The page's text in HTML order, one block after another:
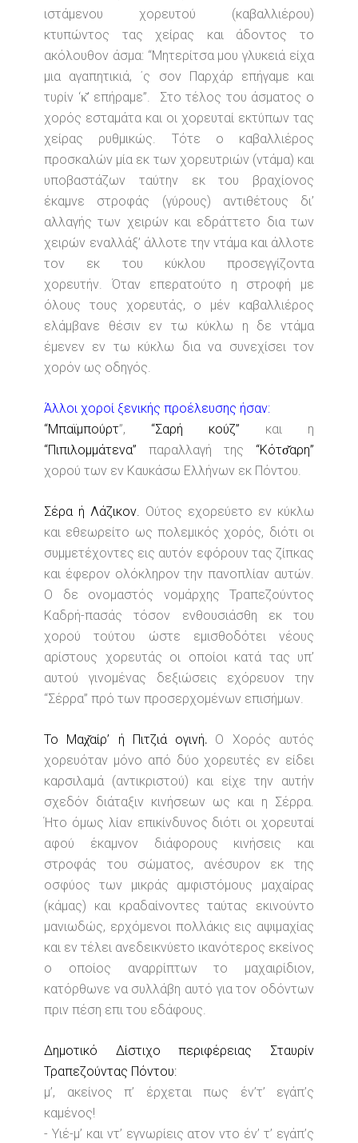
ιστάμενου χορευτού (καβαλλιέρου)
κτυπώντος τας χείρας και άδοντος το
ακόλουθον άσμα: “Μητερίτσα μου γλυκειά είχα
μια αγαπητικιά, ΄ς σον Παρχάρ επήγαμε και
τυρίν ‘κ̌’ επήραμε”. Στο τέλος του άσματος ο
χορός εσταμάτα και οι χορευταί εκτύπων τας
χείρας ρυθμικώς. Τότε ο καβαλλιέρος
προσκαλών μία εκ των χορευτριών (ντάμα) και
υποβαστάζων ταύτην εκ του βραχίονος
έκαμνε στροφάς (γύρους) αντιθέτους δι’
αλλαγής των χειρών και εδράττετο δια των
χειρών εναλλάξ’ άλλοτε την ντάμα και άλλοτε
τον εκ του κύκλου προσεγγίζοντα
χορευτήν. Όταν επερατούτο η στροφή με
όλους τους χορευτάς, ο μέν καβαλλιέρος
ελάμβανε θέσιν εν τω κύκλω η δε ντάμα
έμενεν εν τω κύκλω δια να συνεχίσει τον
χορόν ως οδηγός.
Άλλοι χοροί ξενικής προέλευσης ήσαν:
“Μπαϊμπούρτ”, “Σαρή κούζ” και η
“Πιπιλομμάτενα” παραλλαγή της “Κότσ̌αρη”
χορού των εν Καυκάσω Ελλήνων εκ Πόντου.
Σέρα ή Λάζικον. Ούτος εχορεύετο εν κύκλω
και εθεωρείτο ως πολεμικός χορός, διότι οι
συμμετέχοντες εις αυτόν εφόρουν τας ζίπκας
και έφερον ολόκληρον την πανοπλίαν αυτών.
Ο δε ονομαστός νομάρχης Τραπεζούντος
Καδρή-πασάς τόσον ενθουσιάσθη εκ του
χορού τούτου ώστε εμισθοδότει νέους
αρίστους χορευτάς οι οποίοι κατά τας υπ’
αυτού γινομένας δεξιώσεις εχόρευον την
“Σέρρα” πρό των προσερχομένων επισήμων.
Το Μαχ̌αίρ’ ή Πιτζιά ογινή. Ο Χορός αυτός
χορευόταν μόνο από δύο χορευτές εν είδει
καρσιλαμά (αντικριστού) και είχε την αυτήν
σχεδόν διάταξιν κινήσεων ως και η Σέρρα.
Ήτο όμως λίαν επικίνδυνος διότι οι χορευταί
αφού έκαμνον διάφορους κινήσεις και
στροφάς του σώματος, ανέσυρον εκ της
οσφύος των μικράς αμφιστόμους μαχαίρας
(κάμας) και κραδαίνοντες ταύτας εκινούντο
μανιωδώς, ερχόμενοι πολλάκις εις αψιμαχίας
και εν τέλει ανεδεικνύετο ικανότερος εκείνος
ο οποίος αναρρίπτων το μαχαιρίδιον,
κατόρθωνε να συλλάβη αυτό για τον οδόντων
πριν πέση επι του εδάφους.
Δημοτικό Δίστιχο περιφέρειας Σταυρίν
Τραπεζούντας Πόντου:
μ’, ακείνος π’ έρχεται πως έν’τ’ εγάπ’ς
καμένος!
- Υιέ-μ’ και ντ’ εγνωρίεις ατον ντο έν’ τ’ εγάπ’ς